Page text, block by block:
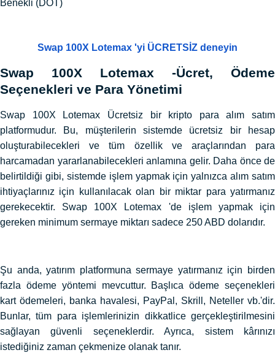
Benekli (DOT)
Swap 100X Lotemax 'yi ÜCRETSİZ deneyin
Swap 100X Lotemax -Ücret, Ödeme
Seçenekleri ve Para Yönetimi
Swap 100X Lotemax Ücretsiz bir kripto para alım satım
platformudur. Bu, müşterilerin sistemde ücretsiz bir hesap
oluşturabilecekleri ve tüm özellik ve araçlarından para
harcamadan yararlanabilecekleri anlamına gelir. Daha önce de
belirtildiği gibi, sistemde işlem yapmak için yalnızca alım satım
ihtiyaçlarınız için kullanılacak olan bir miktar para yatırmanız
gerekecektir. Swap 100X Lotemax 'de işlem yapmak için
gereken minimum sermaye miktarı sadece 250 ABD dolarıdır.
Şu anda, yatırım platformuna sermaye yatırmanız için birden
fazla ödeme yöntemi mevcuttur. Başlıca ödeme seçenekleri
kart ödemeleri, banka havalesi, PayPal, Skrill, Neteller vb.'dir.
Bunlar, tüm para işlemlerinizin dikkatlice gerçekleştirilmesini
sağlayan güvenli seçeneklerdir. Ayrıca, sistem kârınızı
istediğiniz zaman çekmenize olanak tanır.